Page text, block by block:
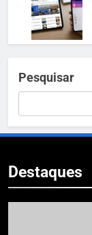
Pesquisar
Destaques